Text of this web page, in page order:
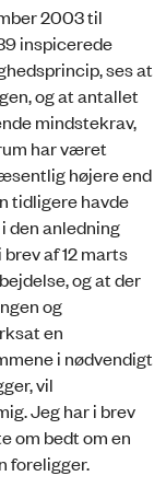
2003 til
inspicerede
ses at
og at antallet
mindstekrav,
har været
højere end
tidligere havde
den anledning
af 12 marts
og at der
og
en
i nødvendigt
vil
Jeg har i brev
om bedt om en
foreligger.